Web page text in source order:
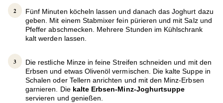
Fünf Minuten köcheln lassen und danach das Joghurt dazu
geben. Mit einem Stabmixer fein pürieren und mit Salz und
Pfeffer abschmecken. Mehrere Stunden im Kühlschrank
kalt werden lassen.
Die restliche Minze in feine Streifen schneiden und mit den
Erbsen und etwas Olivenöl vermischen. Die kalte Suppe in
Schalen oder Tellern anrichten und mit den Minz-Erbsen
garnieren. Die kalte Erbsen-Minz-Joghurtsuppe
servieren und genießen.